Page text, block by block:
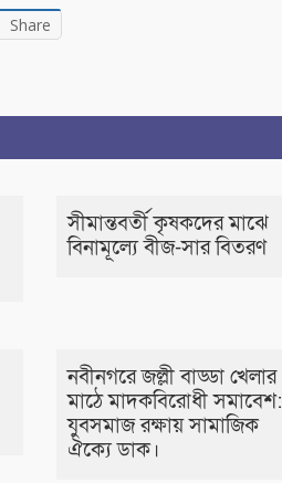
Share
সীমান্তবর্তী কৃষকদের মাঝে
বিনামূল্যে বীজ-সার বিতরণ
নবীনগরে জল্লী বাড্ডা খেলার
মাঠে মাদকবিরোধী সমাবেশ:
যুবসমাজ রক্ষায় সামাজিক
ঐক্যে ডাক।